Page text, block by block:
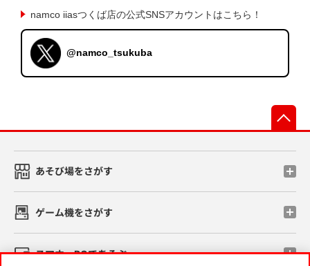
namco iiasつくば店の公式SNSアカウントはこちら！
@namco_tsukuba
あそび場をさがす
ゲーム機をさがす
スマホ・PCであそぶ